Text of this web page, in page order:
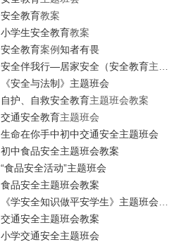
安全教育教案
小学生安全教育教案
安全教育案例知者有畏
安全伴我行—居家安全（安全教育主题班会）
《安全与法制》主题班会
自护、自救安全教育主题班会教案
交通安全教育主题班会
生命在你手中初中交通安全主题班会
初中食品安全主题班会教案
“食品安全活动”主题班会
食品安全主题班会教案
交通安全主题班会教案
小学交通安全主题班会